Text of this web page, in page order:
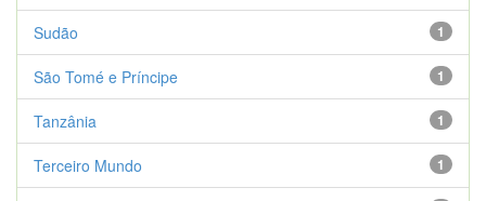
1
Sudão
1
São Tomé e Príncipe
1
Tanzânia
1
Terceiro Mundo